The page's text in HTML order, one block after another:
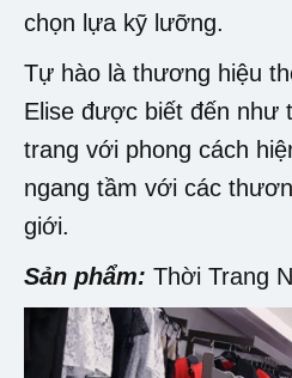
chọn lựa kỹ lưỡng.
Tự hào là thương hiệu
Elise được biết đến như
trang với phong cách
ngang tầm với các
giới.
Sản phẩm: Thời Trang